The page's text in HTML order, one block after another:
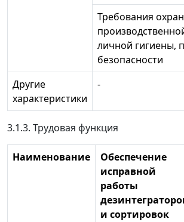
Требования
личной гигиены,
безопасности
Другие
характеристики
-
3.1.3. Трудовая функция
Наименование
Обеспечение
исправной
работы
и сортировок